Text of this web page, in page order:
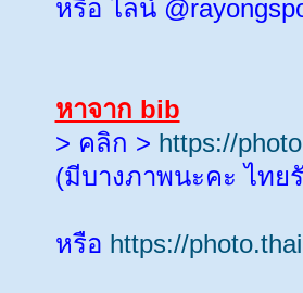
หรือ ไลน์
หาจาก bib
> คลิก > https://
(มีบางภาพนะคะ ไทย
หรือ https://